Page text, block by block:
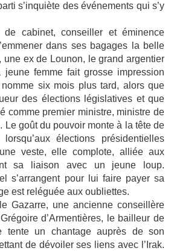
s’inquiète des événements qui s’y
de cabinet, conseiller et éminence
dans ses bagages la belle
une ex de Lounon, le grand argentier
femme fait grosse impression
six mois plus tard, alors que
des élections législatives et que
comme premier ministre, ministre de
Le goût du pouvoir monte à la tête de
élections présidentielles
veste, elle complote, alliée aux
sa liaison avec un jeune loup.
s’arrangent pour lui faire payer sa
est reléguée aux oubliettes.
Gazarre, une ancienne conseillère
d’Armentières, le bailleur de
tente un chantage auprès de son
de dévoiler ses liens avec l’Irak.